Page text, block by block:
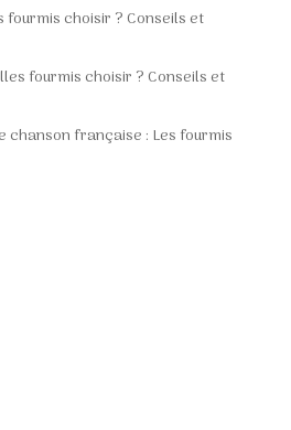
fourmis choisir ? Conseils et
fourmis choisir ? Conseils et
chanson française : Les fourmis